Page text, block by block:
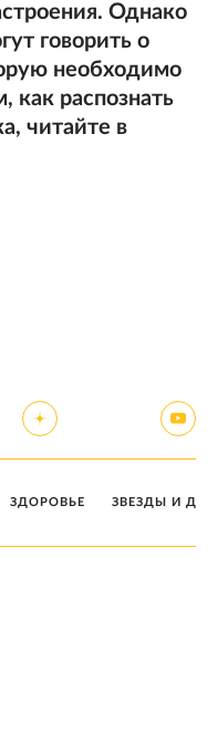
Однако
говорить о
необходимо
как распознать
читайте в
ЗДОРОВЬЕ ЗВЕЗДЫ И